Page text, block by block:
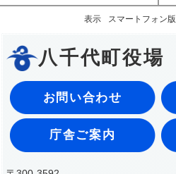
表示 スマートフォン版
八千代町役場
お問い合わせ
庁舎ご案内